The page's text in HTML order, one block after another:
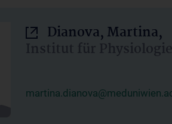
Dianova, Martina,
Institut für Physiologie